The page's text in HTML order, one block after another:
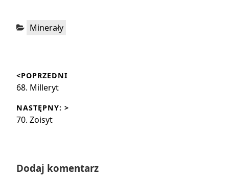
Kategorie:
Minerały
wpisu
<POPRZEDNI
Poprzedni
68. Milleryt
NASTĘPNY: >
Następny
70. Zoisyt
Dodaj komentarz